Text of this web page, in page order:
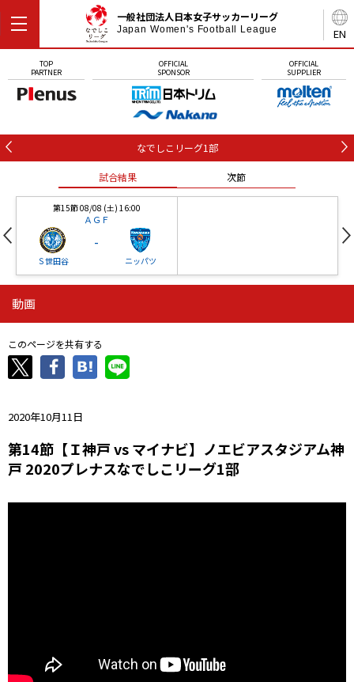
EN
一般社団法人日本女子サッカーリーグ
Japan Women's Football League
TOP
PARTNER
OFFICIAL
SPONSOR
OFFICIAL
SUPPLIER
なでしこリーグ1部
試合結果 次節
第15節 08/08 (土) 16:00
ＡＧＦ
Ｓ世田谷
-
ニッパツ
ニッパツ
ニッパツ
-
石人の星
動画
このページを共有する
2020年10月11日
第14節【Ｉ神戸 vs マイナビ】ノエビアスタジアム神
戸 2020プレナスなでしこリーグ1部